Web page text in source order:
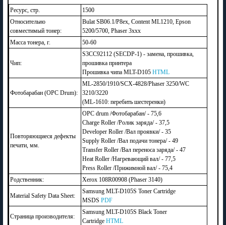
Ресурс, стр.
1500
Относительно
совместимый тонер:
Bulat SB06.1/P8ex, Content ML1210, Epson
5200/5700, Phaser 3xxx
Масса тонера, г.
50-60
Чип:
S3CC92112 (SECDP-1) - замена, прошивка,
прошивка принтера
Прошивка чипа MLT-D105 HTML
Фотобарабан (OPC Drum):
ML-2850/1910/SCX-4828/Phaser 3250/WC
3210/3220
(ML-1610: перебить шестеренки)
Повторяющиеся дефекты
печати, мм.
OPC drum /Фотобарабан/ - 75,6
Charge Roller /Ролик заряда/ - 37,5
Developer Roller /Вал проявки/ - 35
Supply Roller /Вал подачи тонера/ - 49
Transfer Roller /Вал переноса заряда/ - 47
Heat Roller /Нагревающий вал/ - 77,5
Press Roller /Прижимной вал/ - 75,4
Родственник:
Xerox 108R00908 (Phaser 3140)
Material Safety Data Sheet:
Samsung MLT-D105S Toner Cartridge
MSDS PDF
Страница производителя:
Samsung MLT-D105S Black Toner
Cartridge HTML